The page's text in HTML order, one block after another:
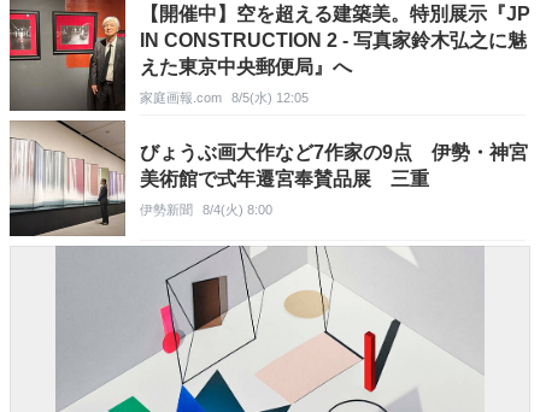
【開催中】空を超える建築美。特別展示『JP
IN CONSTRUCTION 2 - 写真家鈴木弘之に魅
えた東京中央郵便局』へ
家庭画報.com 8/5(水) 12:05
びょうぶ画大作など7作家の9点 伊勢・神宮
美術館で式年遷宮奉賛品展 三重
伊勢新聞 8/4(火) 8:00